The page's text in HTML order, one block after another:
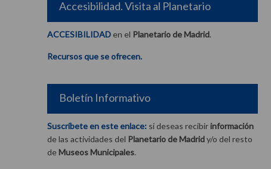
Accesibilidad. Visita al Planetario
ACCESIBILIDAD en el Planetario de Madrid.
Recursos que se ofrecen.
Boletín Informativo
Suscríbete en este enlace: si deseas recibirinformación
de las actividades del Planetario de Madridy/o del resto
deMuseos Municipales.